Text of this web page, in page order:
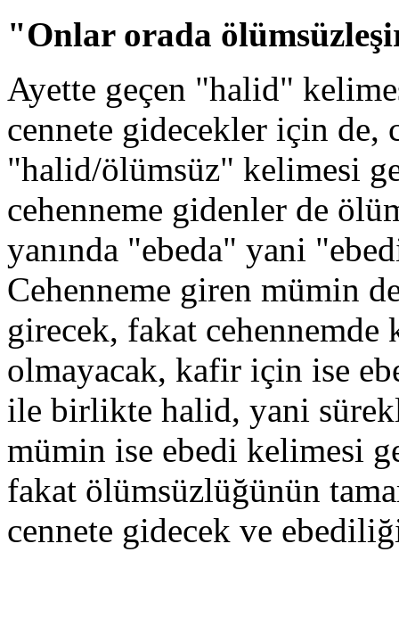
"Onlar orada
Ayette geçen "halid"
cennete gidecekler için de,
"halid/ölümsüz" kelimesi
cehenneme gidenler de
yanında "ebeda" yani
Cehenneme giren mümin
girecek, fakat cehennemde
olmayacak, kafir için ise
ile birlikte halid, yani
mümin ise ebedi kelimesi
fakat ölümsüzlüğünün
cennete gidecek ve